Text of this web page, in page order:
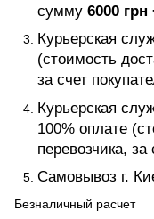
сумму 6000 грн
Курьерская
(стоимость
за счет
Курьерская
100% оплате
перевозчика, за
Самовывоз г.
Безналичный расчет